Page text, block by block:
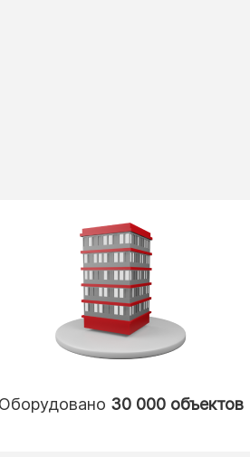
Оборудовано 30 000 объектов